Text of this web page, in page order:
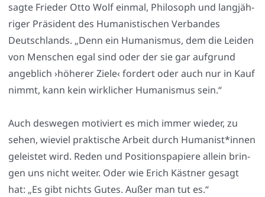
sag­te Frie­der Otto Wolf ein­mal, Phi­lo­soph und lang­jäh­
ri­ger Prä­si­dent des Huma­nis­ti­schen Ver­ban­des
Deutsch­lands. „Denn ein Huma­nis­mus, dem die Lei­den
von Men­schen egal sind oder der sie gar auf­grund
angeb­lich ›höhe­rer Zie­le‹ for­dert oder auch nur in Kauf
nimmt, kann kein wirk­li­cher Huma­nis­mus sein.“
Auch des­we­gen moti­viert es mich immer wie­der, zu
sehen, wie­viel prak­ti­sche Arbeit durch Humanist*innen
geleis­tet wird. Reden und Posi­ti­ons­pa­pie­re allein brin­
gen uns nicht wei­ter. Oder wie Erich Käst­ner gesagt
hat: „Es gibt nichts Gutes. Außer man tut es.“